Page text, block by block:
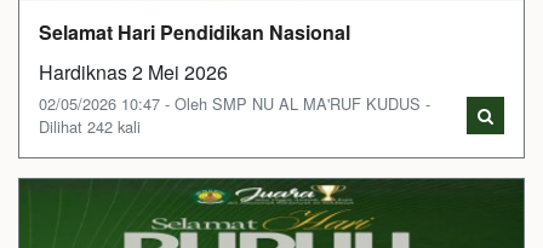
Selamat Hari Pendidikan Nasional
Hardiknas 2 Mei 2026
02/05/2026 10:47 - Oleh SMP NU AL MA'RUF KUDUS -
Dilihat 242 kali